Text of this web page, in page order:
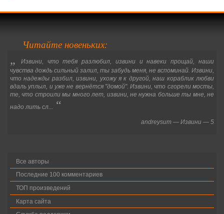
Читайте новеньких:
„
Извини, что тебя разлюбил, извини и навеки прощай, наши
чувства дождь сильный залил, ты забудь меня, не вспоминай. Извини,
что надежды разбил, извини, ухожу я к другой, наш кораблик любви
вдаль уплыл, и уже не вернётся "домой". Извини, что сгорели мосты,
те, что строили мы много лет, извини, не нужна больше ты мне, не
надо лить сл... “
andreysum — Извини — 5
Все авторы
Последние 100 комментариев
ТОП произведений
Карта сайта